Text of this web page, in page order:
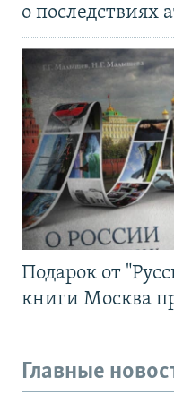
о последствиях
Подарок от
книги Москва
Главные